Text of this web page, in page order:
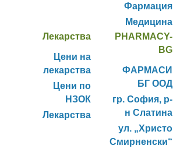
Фармация
Медицина
Лекарства
Цени на
лекарства
Цени по
НЗОК
Лекарства
PHARMACY-
BG
ФАРМАСИ
БГ ООД
гр. София, р-
н Слатина
ул. „Христо
Смирненски“